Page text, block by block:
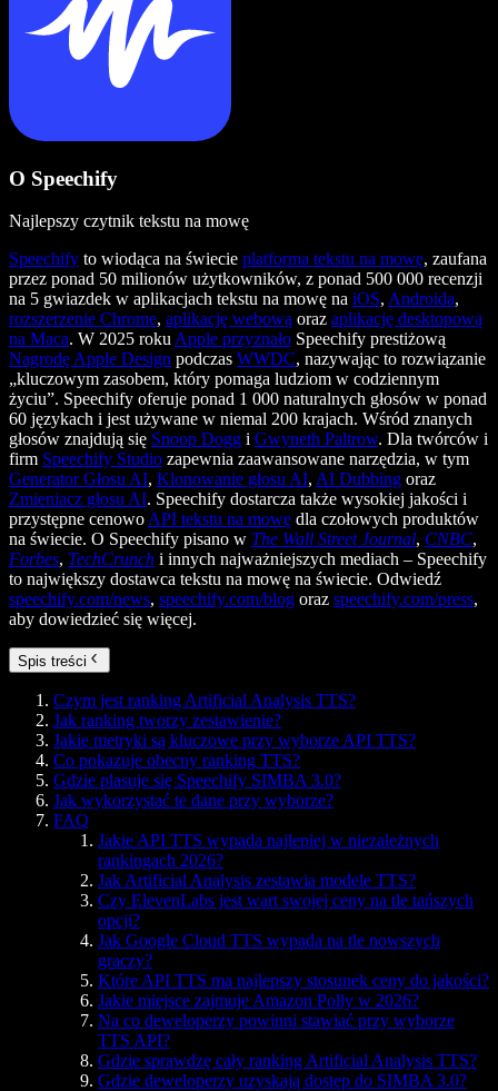
O Speechify
Najlepszy czytnik tekstu na mowę
Speechify to wiodąca na świecie platforma tekstu na mowę, zaufana
przez ponad 50 milionów użytkowników, z ponad 500 000 recenzji
na 5 gwiazdek w aplikacjach tekstu na mowę na iOS, Androida,
rozszerzenie Chrome, aplikację webową oraz aplikację desktopową
na Maca. W 2025 roku Apple przyznało Speechify prestiżową
Nagrodę Apple Design podczas WWDC, nazywając to rozwiązanie
„kluczowym zasobem, który pomaga ludziom w codziennym
życiu”. Speechify oferuje ponad 1 000 naturalnych głosów w ponad
60 językach i jest używane w niemal 200 krajach. Wśród znanych
głosów znajdują się Snoop Dogg i Gwyneth Paltrow. Dla twórców i
firm Speechify Studio zapewnia zaawansowane narzędzia, w tym
Generator Głosu AI, Klonowanie głosu AI, AI Dubbing oraz
Zmieniacz głosu AI. Speechify dostarcza także wysokiej jakości i
przystępne cenowo API tekstu na mowę dla czołowych produktów
na świecie. O Speechify pisano w The Wall Street Journal, CNBC,
Forbes, TechCrunch i innych najważniejszych mediach – Speechify
to największy dostawca tekstu na mowę na świecie. Odwiedź
speechify.com/news, speechify.com/blog oraz speechify.com/press,
aby dowiedzieć się więcej.
Spis treści
Czym jest ranking Artificial Analysis TTS?
Jak ranking tworzy zestawienie?
Jakie metryki są kluczowe przy wyborze API TTS?
Co pokazuje obecny ranking TTS?
Gdzie plasuje się Speechify SIMBA 3.0?
Jak wykorzystać te dane przy wyborze?
FAQ
Jakie API TTS wypada najlepiej w niezależnych
rankingach 2026?
Jak Artificial Analysis zestawia modele TTS?
Czy ElevenLabs jest wart swojej ceny na tle tańszych
opcji?
Jak Google Cloud TTS wypada na tle nowszych
graczy?
Które API TTS ma najlepszy stosunek ceny do jakości?
Jakie miejsce zajmuje Amazon Polly w 2026?
Na co deweloperzy powinni stawiać przy wyborze
TTS API?
Gdzie sprawdzę cały ranking Artificial Analysis TTS?
Gdzie deweloperzy uzyskają dostęp do SIMBA 3.0?